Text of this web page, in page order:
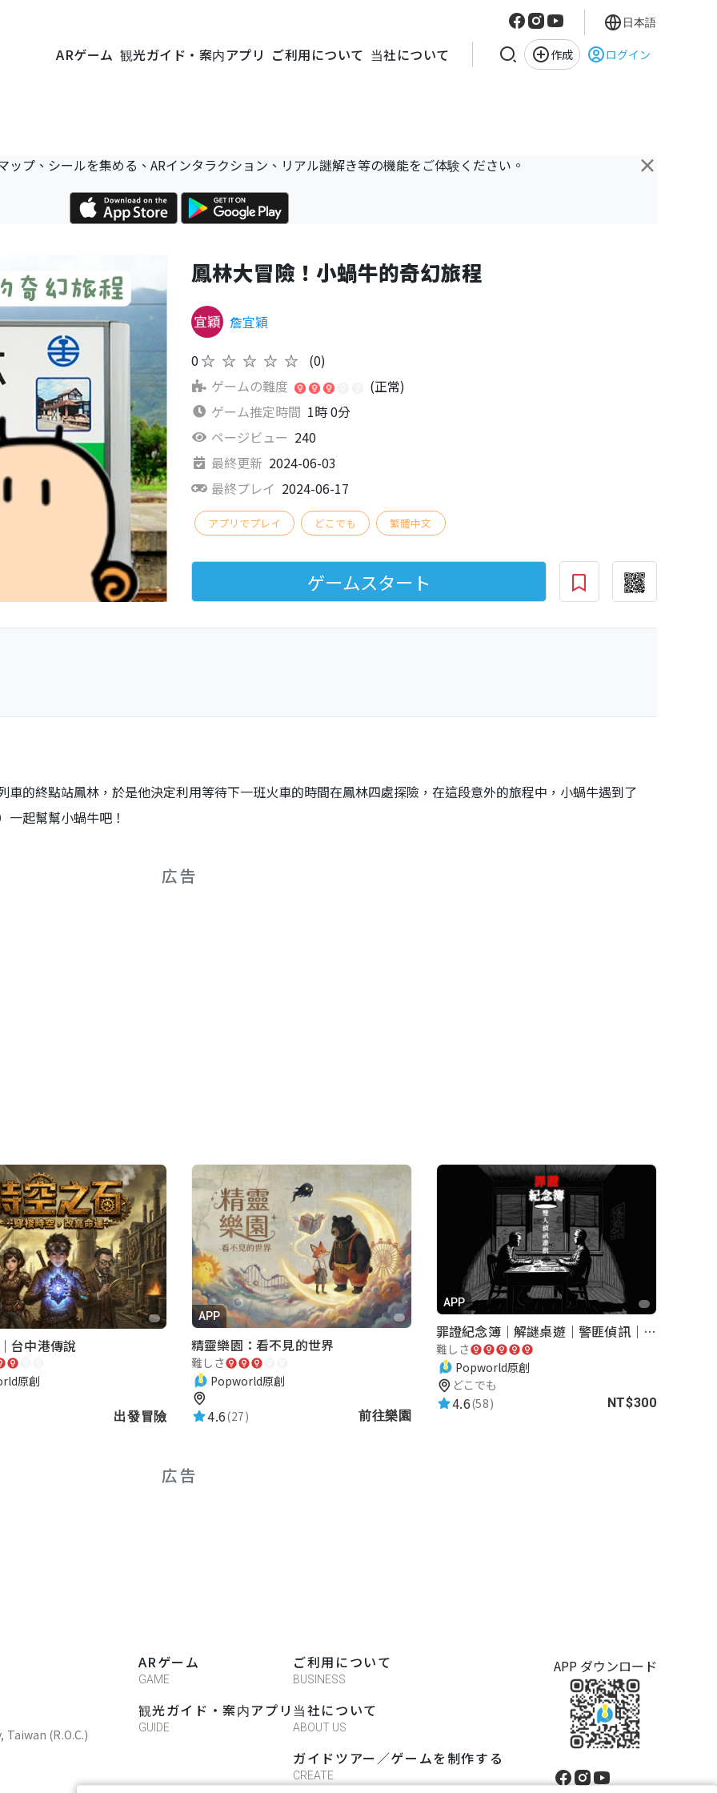
ARゲーム 観光ガイド・案内アプリ ご利用について 当社について 作成 ログイン
日本語
×
ップ、シールを集める、ARインタラクション、リアル謎解き等の機能をご体験ください。
鳳林大冒險！小蝸牛的奇幻旅程
詹宜穎
0★★★★★
(0)
ゲームの難度
(正常)
ゲーム推定時間 1時 0分
ページビュー 240
最終更新 2024-06-03
最終プレイ 2024-06-17
アプリでプレイ どこでも 繁體中文
ゲームスタート
的終點站鳳林，於是他決定利用等待下一班火車的時間在鳳林四處探險，在這段意外的旅程中，小蝸牛遇到了
起幫幫小蝸牛吧！
広告
台中港傳說
原創
出發冒險
APP
精靈樂園：看不見的世界
難しさ
Popworld原創
4.6(27) 前往樂園
APP
罪證紀念簿｜解謎桌遊｜警匪偵訊｜室內遊戲
難しさ
Popworld原創
どこでも
4.6(58) NT$300
広告
Taiwan (R.O.C.)
ARゲーム
GAME
観光ガイド・案内アプリ
GUIDE
ご利用について
BUSINESS
当社について
ABOUT US
ガイドツアー／ゲームを制作する
CREATE
APP ダウンロード